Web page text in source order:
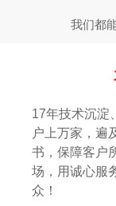
我们都
17年技术沉淀
户上万家，遍
书，保障客户
场，用诚心服
众！